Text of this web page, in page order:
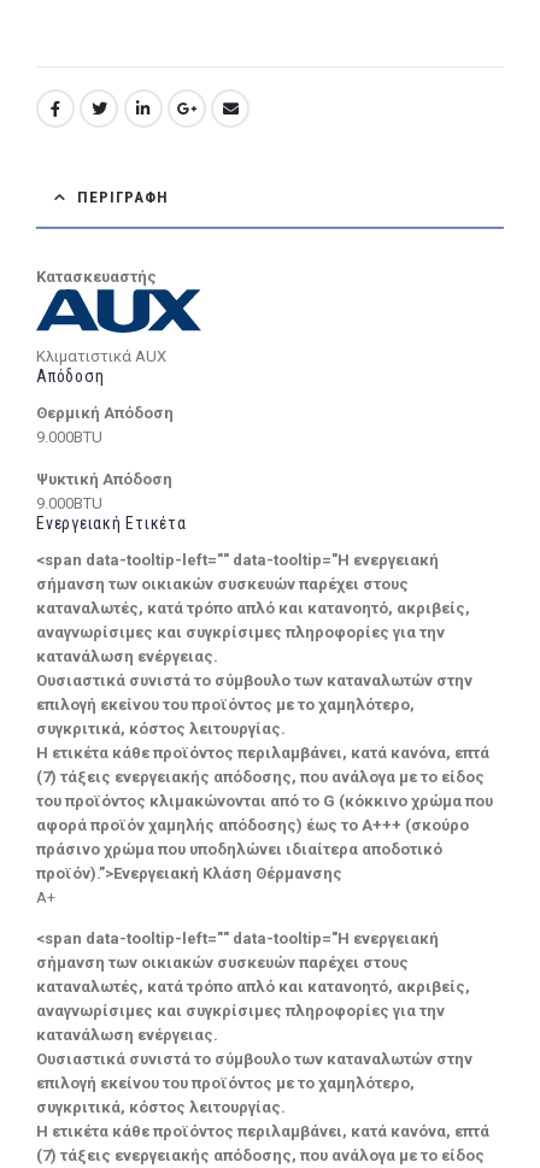
ΠΕΡΙΓΡΑΦΉ
Κατασκευαστής
Κλιματιστικά AUX
Απόδοση
Θερμική Απόδοση
9.000BTU
Ψυκτική Απόδοση
9.000BTU
Ενεργειακή Ετικέτα
<span data-tooltip-left="" data-tooltip="Η ενεργειακή
σήμανση των οικιακών συσκευών παρέχει στους
καταναλωτές, κατά τρόπο απλό και κατανοητό, ακριβείς,
αναγνωρίσιμες και συγκρίσιμες πληροφορίες για την
κατανάλωση ενέργειας.
Ουσιαστικά συνιστά το σύμβουλο των καταναλωτών στην
επιλογή εκείνου του προϊόντος με το χαμηλότερο,
συγκριτικά, κόστος λειτουργίας.
Η ετικέτα κάθε προϊόντος περιλαμβάνει, κατά κανόνα, επτά
(7) τάξεις ενεργειακής απόδοσης, που ανάλογα με το είδος
του προϊόντος κλιμακώνονται από το G (κόκκινο χρώμα που
αφορά προϊόν χαμηλής απόδοσης) έως το Α+++ (σκούρο
πράσινο χρώμα που υποδηλώνει ιδιαίτερα αποδοτικό
προϊόν).”>Ενεργειακή Κλάση Θέρμανσης
A+
<span data-tooltip-left="" data-tooltip="Η ενεργειακή
σήμανση των οικιακών συσκευών παρέχει στους
καταναλωτές, κατά τρόπο απλό και κατανοητό, ακριβείς,
αναγνωρίσιμες και συγκρίσιμες πληροφορίες για την
κατανάλωση ενέργειας.
Ουσιαστικά συνιστά το σύμβουλο των καταναλωτών στην
επιλογή εκείνου του προϊόντος με το χαμηλότερο,
συγκριτικά, κόστος λειτουργίας.
Η ετικέτα κάθε προϊόντος περιλαμβάνει, κατά κανόνα, επτά
(7) τάξεις ενεργειακής απόδοσης, που ανάλογα με το είδος